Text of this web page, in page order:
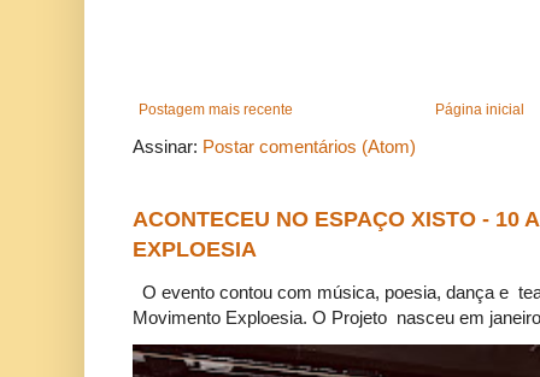
Postagem mais recente Página inicial
Assinar: Postar comentários (Atom)
ACONTECEU NO ESPAÇO XISTO - 10
EXPLOESIA
O evento contou com música, poesia, dança e
Movimento Exploesia. O Projeto nasceu em